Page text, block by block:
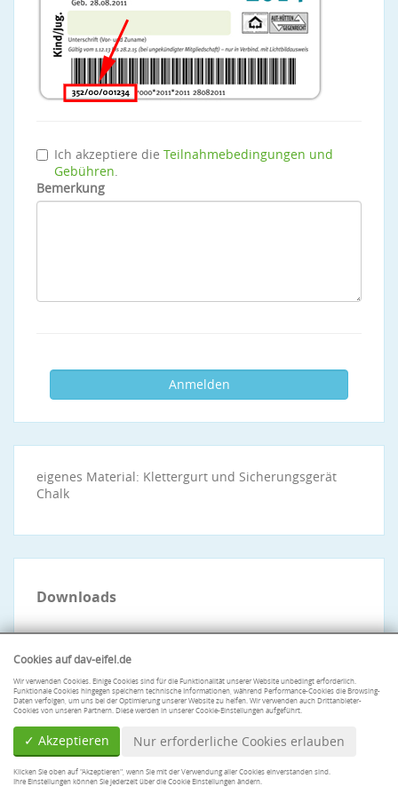
Ich akzeptiere die Teilnahmebedingungen und
Gebühren.
Bemerkung
eigenes Material: Klettergurt und Sicherungsgerät
Chalk
Downloads
Cookies auf dav-eifel.de
Wir verwenden Cookies. Einige Cookies sind für die Funktionalität unserer Website unbedingt erforderlich.
Funktionale Cookies hingegen speichern technische Informationen, während Performance-Cookies die Browsing-
Daten verfolgen, um uns bei der Optimierung unserer Website zu helfen. Wir verwenden auch Drittanbieter-
Cookies von unseren Partnern. Diese werden in unserer Cookie-Einstellungen aufgeführt.
✓ Akzeptieren Nur erforderliche Cookies erlauben
Klicken Sie oben auf "Akzeptieren", wenn Sie mit der Verwendung aller Cookies einverstanden sind.
Ihre Einstellungen können Sie jederzeit über die Cookie Einstellungen ändern.